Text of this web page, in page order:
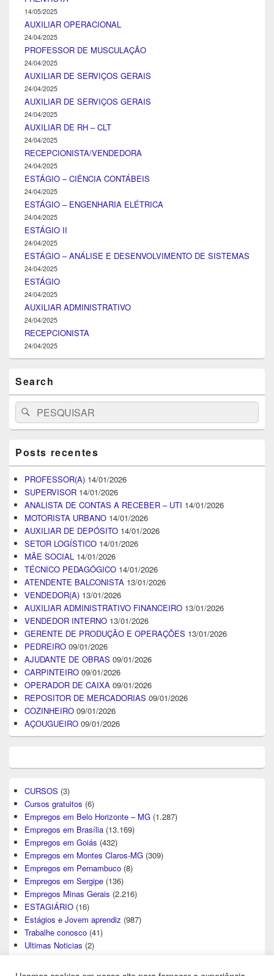
14/05/2025
AUXILIAR OPERACIONAL
24/04/2025
PROFESSOR DE MUSCULAÇÃO
24/04/2025
AUXILIAR DE SERVIÇOS GERAIS
24/04/2025
AUXILIAR DE SERVIÇOS GERAIS
24/04/2025
AUXILIAR DE RH – CLT
24/04/2025
RECEPCIONISTA/VENDEDORA
24/04/2025
ESTÁGIO – CIÊNCIA CONTÁBEIS
24/04/2025
ESTÁGIO – ENGENHARIA ELÉTRICA
24/04/2025
ESTÁGIO II
24/04/2025
ESTÁGIO – ANÁLISE E DESENVOLVIMENTO DE SISTEMAS
24/04/2025
ESTÁGIO
24/04/2025
AUXILIAR ADMINISTRATIVO
24/04/2025
RECEPCIONISTA
24/04/2025
Search
Search
for:
Pesquisar
Posts recentes
PROFESSOR(A) 14/01/2026
SUPERVISOR 14/01/2026
ANALISTA DE CONTAS A RECEBER – UTI 14/01/2026
MOTORISTA URBANO 14/01/2026
AUXILIAR DE DEPÓSITO 14/01/2026
SETOR LOGÍSTICO 14/01/2026
MÃE SOCIAL 14/01/2026
TÉCNICO PEDAGÓGICO 14/01/2026
ATENDENTE BALCONISTA 13/01/2026
VENDEDOR(A) 13/01/2026
AUXILIAR ADMINISTRATIVO FINANCEIRO 13/01/2026
VENDEDOR INTERNO 13/01/2026
GERENTE DE PRODUÇÃO E OPERAÇÕES 13/01/2026
PEDREIRO 09/01/2026
AJUDANTE DE OBRAS 09/01/2026
CARPINTEIRO 09/01/2026
OPERADOR DE CAIXA 09/01/2026
REPOSITOR DE MERCADORIAS 09/01/2026
COZINHEIRO 09/01/2026
AÇOUGUEIRO 09/01/2026
CURSOS (3)
Cursos gratuitos (6)
Empregos em Belo Horizonte – MG (1.287)
Empregos em Brasília (13.169)
Empregos em Goiás (432)
Empregos em Montes Claros-MG (309)
Empregos em Pernambuco (8)
Empregos em Sergipe (136)
Empregos Minas Gerais (2.216)
ESTAGIÁRIO (16)
Estágios e Jovem aprendiz (987)
Trabalhe conosco (41)
Ultimas Noticias (2)